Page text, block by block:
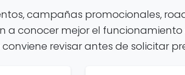
campañas promocionales,
a conocer mejor el
revisar antes de solicitar